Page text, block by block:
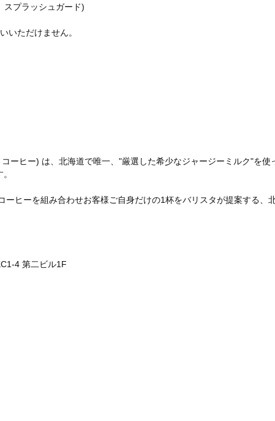
プラッシュガード)
いただけません。
ーヒー) は、北海道で唯一、"厳選した希少なジャージーミルク"を使
ーヒーを組み合わせお客様ご自身だけの1杯をバリスタが提案する、
4 第二ビル1F